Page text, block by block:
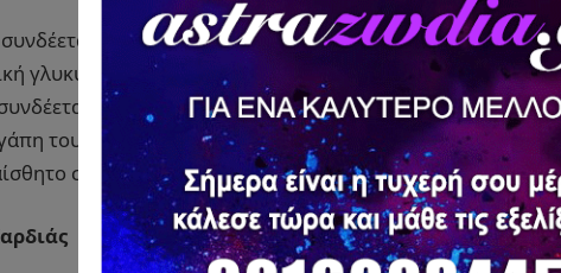
βαθύτατα με τον κόσμο των συναισθημάτων.
γλυκύτητα και τη λύπη με μια βαθιά ευαισθησία. Ο θυμός
με την ανάγκη του να προστατεύσει τον εαυτό του
του είναι φροντιστική και τρυφερή, ενώ η διαίσθησή
στις συναισθηματικές ανάγκες των άλλων.